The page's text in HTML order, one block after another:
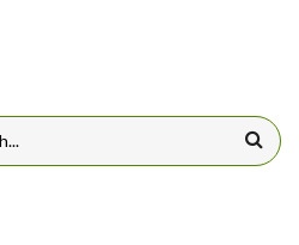
BUSCA